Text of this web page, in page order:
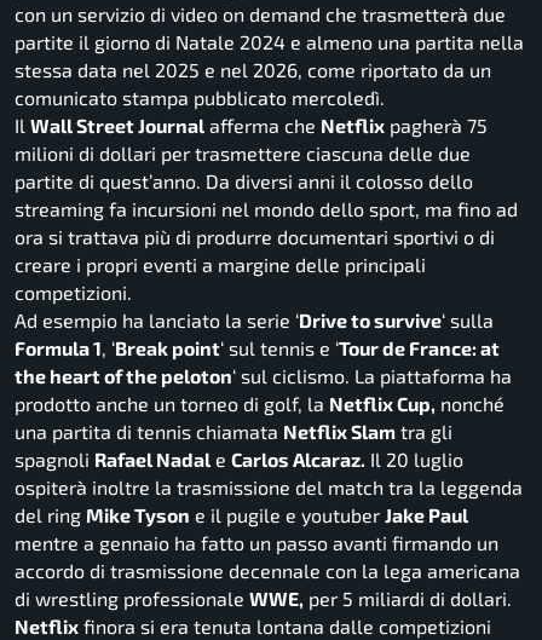
con un servizio di video on demand che trasmetterà due
partite il giorno di Natale 2024 e almeno una partita nella
stessa data nel 2025 e nel 2026, come riportato da un
comunicato stampa pubblicato mercoledì.
Il Wall Street Journal afferma che Netflix pagherà 75
milioni di dollari per trasmettere ciascuna delle due
partite di quest’anno. Da diversi anni il colosso dello
streaming fa incursioni nel mondo dello sport, ma fino ad
ora si trattava più di produrre documentari sportivi o di
creare i propri eventi a margine delle principali
competizioni.
Ad esempio ha lanciato la serie ‘Drive to survive‘ sulla
Formula 1, ‘Break point‘ sul tennis e ‘Tour de France: at
the heart of the peloton‘ sul ciclismo. La piattaforma ha
prodotto anche un torneo di golf, la Netflix Cup, nonché
una partita di tennis chiamata Netflix Slam tra gli
spagnoli Rafael Nadal e Carlos Alcaraz. Il 20 luglio
ospiterà inoltre la trasmissione del match tra la leggenda
del ring Mike Tyson e il pugile e youtuber Jake Paul
mentre a gennaio ha fatto un passo avanti firmando un
accordo di trasmissione decennale con la lega americana
di wrestling professionale WWE, per 5 miliardi di dollari.
Netflix finora si era tenuta lontana dalle competizioni